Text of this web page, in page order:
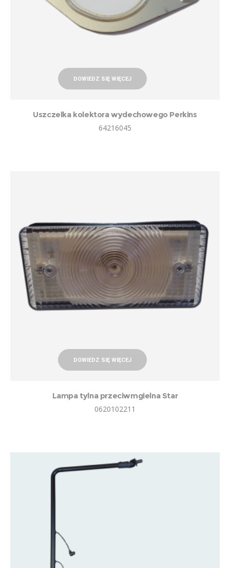
DOWIEDZ SIĘ WIĘCEJ
Uszczelka kolektora wydechowego Perkins
64216045
DOWIEDZ SIĘ WIĘCEJ
Lampa tylna przeciwmgielna Star
0620102211